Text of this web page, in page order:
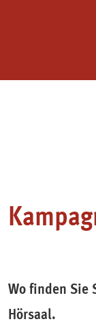
Wo finden Sie
Hörsaal.